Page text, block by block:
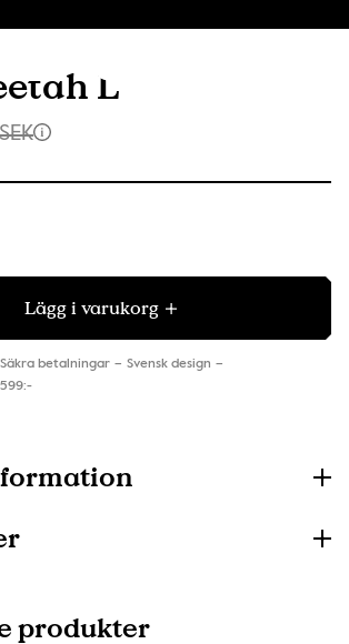
L
Lägg i varukorg
Säkra betalningar
Svensk design
produkter